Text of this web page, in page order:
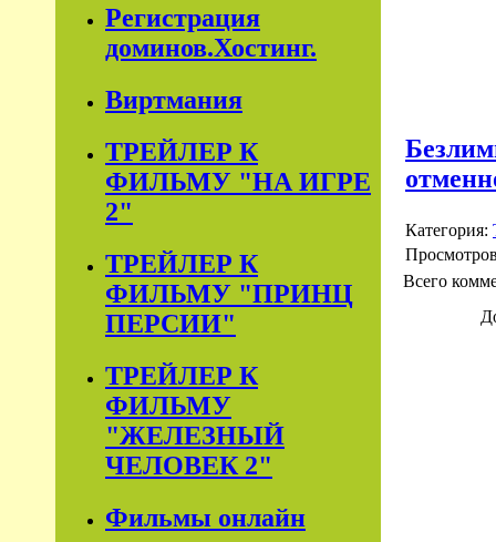
Регистрация
доминов.Хостинг.
Виртмания
ТРЕЙЛЕР К
ФИЛЬМУ "НА ИГРЕ
2"
ТРЕЙЛЕР К
ФИЛЬМУ "ПРИНЦ
ПЕРСИИ"
ТРЕЙЛЕР К
ФИЛЬМУ
"ЖЕЛЕЗНЫЙ
ЧЕЛОВЕК 2"
Фильмы онлайн
Категория:
Всего